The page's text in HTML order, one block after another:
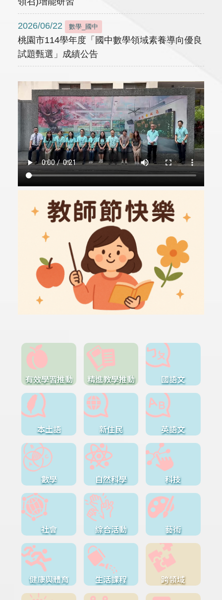
2026/06/22 數學_國中
桃園市114學年度「國中數學領域素養導向優良
試題甄選」成績公告
有效學習推動 精進教學推動 國語文
本土語 新住民 英語文
數學 自然科學 科技
社會 綜合活動 藝術
健康與體育 生活課程 跨領域